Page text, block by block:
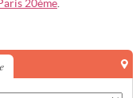
20ème.